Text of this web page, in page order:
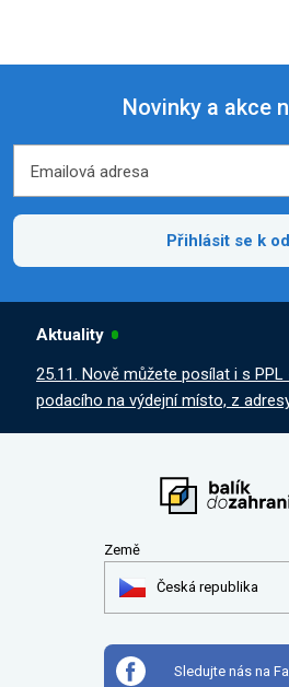
Novinky a akce
Emailová adresa
Přihlásit se k
Aktuality
25.11. Nově můžete posílat i s
podacího na výdejní místo, z
Země
Česká republika
Sledujte nás na